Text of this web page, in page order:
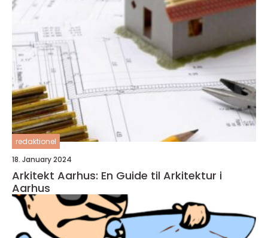
redaktionel
18. January 2024
Arkitekt Aarhus: En Guide til Arkitektur i
Aarhus